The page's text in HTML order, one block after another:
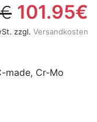
101.95€
zzgl. Versandkosten
made, Cr-Mo